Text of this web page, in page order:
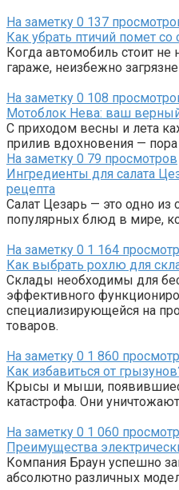
На заметку 0 137
Как убрать птичий помет со
Когда автомобиль стоит
гараже, неизбежно
На заметку 0 108
Мотоблок Нева: ваш
С приходом весны и лета
прилив вдохновения —
На заметку 0 79 просмотров
Ингредиенты для салата
рецепта
Салат Цезарь — это одно
популярных блюд в мире,
На заметку 0 1 164
Как выбрать рохлю для
Склады необходимы для
эффективного
специализирующейся на
товаров.
На заметку 0 1 860
Как избавиться от
Крысы и мыши,
катастрофа. Они
На заметку 0 1 060
Преимущества
Компания Браун успешно
абсолютно различных